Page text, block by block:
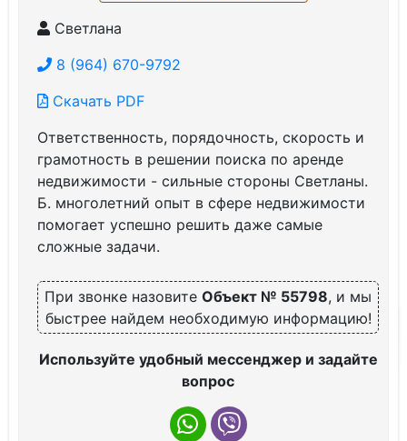
Светлана
8 (964) 670-9792
Скачать PDF
Ответственность, порядочность, скорость и
грамотность в решении поиска по аренде
недвижимости - сильные стороны Светланы.
Б. многолетний опыт в сфере недвижимости
помогает успешно решить даже самые
сложные задачи.
При звонке назовите Объект № 55798, и мы
быстрее найдем необходимую информацию!
Используйте удобный мессенджер и задайте
вопрос